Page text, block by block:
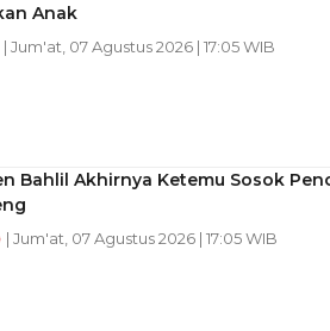
Anak
| Jum'at, 07 Agustus 2026 | 17:05 WIB
Bahlil Akhirnya Ketemu Sosok
| Jum'at, 07 Agustus 2026 | 17:05 WIB